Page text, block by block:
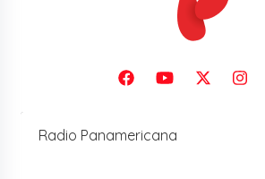
Radio Panamericana